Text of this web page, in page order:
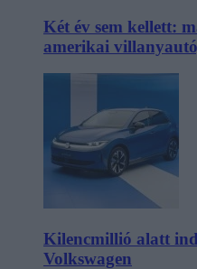
Két év sem kellett:
amerikai
Kilencmillió alatt
Volkswagen